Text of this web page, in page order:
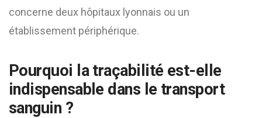
concerne deux hôpitaux lyonnais ou un
établissement périphérique.
Pourquoi la traçabilité est-elle
indispensable dans le transport
sanguin ?